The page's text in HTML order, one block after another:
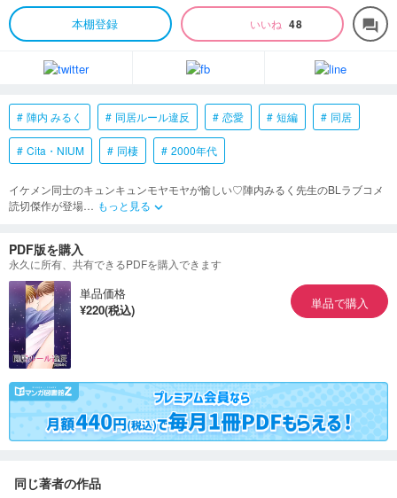
本棚登録 いいね 48 forum
陣内 みるく 同居ルール違反 恋愛 短編 同居
Cita・NIUM 同棲 2000年代
イケメン同士のキュンキュンモヤモヤが愉しい♡陣内みるく先生のBLラブコメ
読切傑作が登場… もっと見る keyboard_arrow_down
PDF版を購入
永久に所有、共有できるPDFを購入できます
単品価格
¥220(税込)
単品で購入
同じ著者の作品